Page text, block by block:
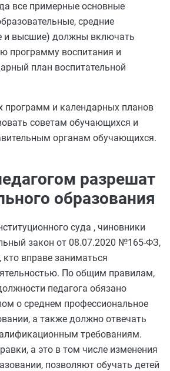
все примерные основные
средние
и высшие) должны включать
программу воспитания и
план воспитательной
программ и календарных планов
советам обучающихся и
органам обучающихся.
разрешат
образования
суда , чиновники
закон от 08.07.2020 №165-ФЗ,
вправе заниматься
По общим правилам,
педагога обязано
о среднем профессиональное
а также должно отвечать
требованиям.
а это в том числе изменения
позволяют обучать детей